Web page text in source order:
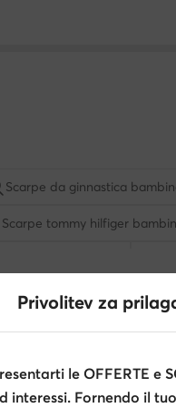
Scarpe da ginnastica
Scarpe tommy hilfiger
bambino Scarpe
Biomecanics
Primigi
Privolitev za
le OFFERTE e
interessi. Fornendo il